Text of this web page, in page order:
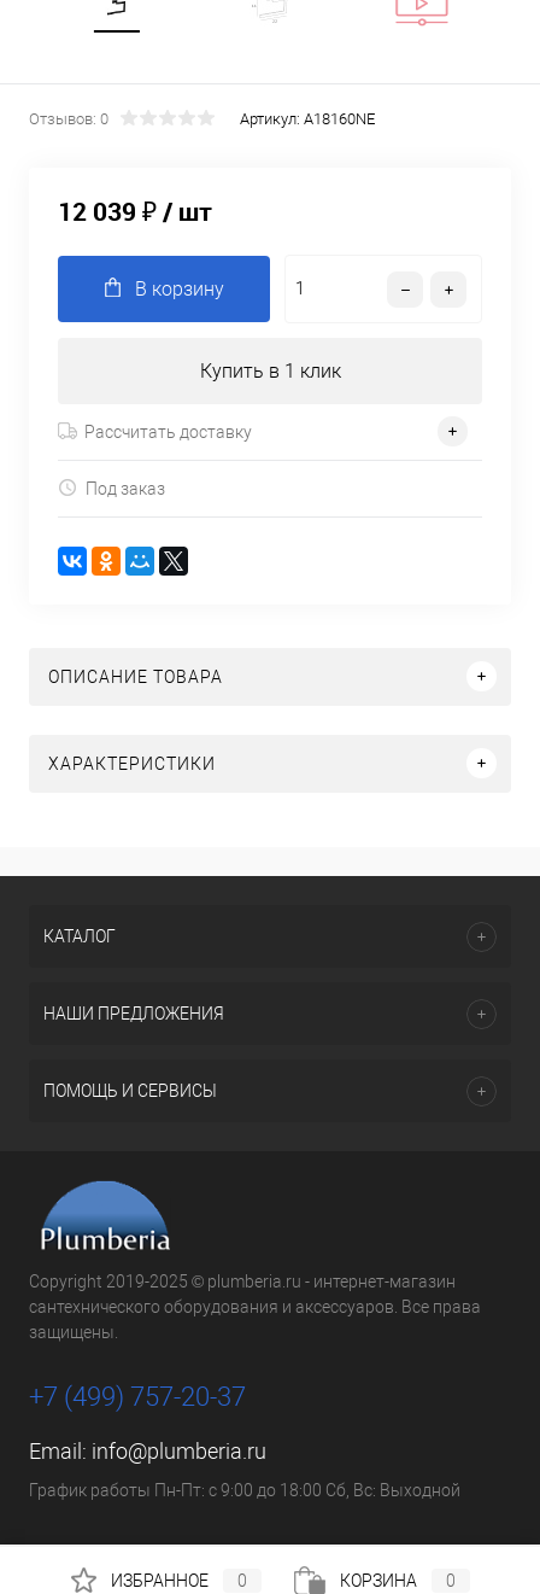
Отзывов: 0 Артикул: A18160NE
12 039 ₽/ шт
В корзину
Купить в 1 клик
Рассчитать доставку
Под заказ
ОПИСАНИЕ ТОВАРА
ХАРАКТЕРИСТИКИ
КАТАЛОГ
НАШИ ПРЕДЛОЖЕНИЯ
ПОМОЩЬ И СЕРВИСЫ
Copyright 2019-2025 © plumberia.ru - интернет-магазин
сантехнического оборудования и аксессуаров. Все права
защищены.
+7 (499) 757-20-37
Email: info@plumberia.ru
График работы Пн-Пт: с 9:00 до 18:00 Сб, Вс: Выходной
ИЗБРАННОЕ 0 КОРЗИНА 0